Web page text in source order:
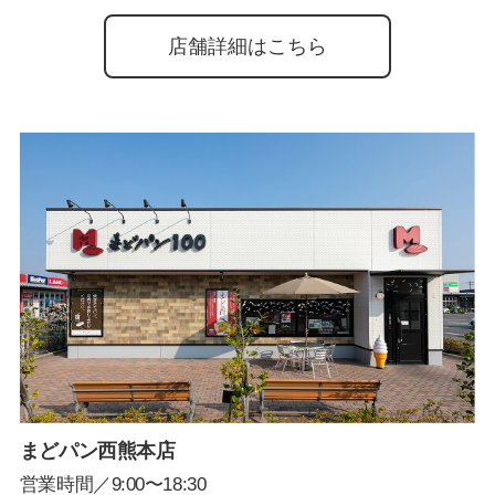
店舗詳細はこちら
まどパン西熊本店
営業時間／9:00〜18:30